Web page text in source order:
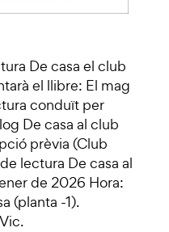
De casa el club
el llibre: El mag
conduït per
De casa al club
prèvia (Club
lectura De casa al
de 2026 Hora:
(planta -1).